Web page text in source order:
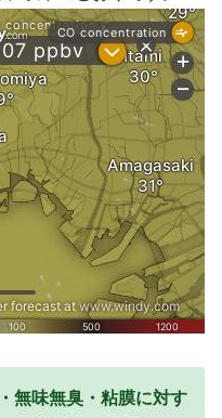
無味無臭・粘膜に対す